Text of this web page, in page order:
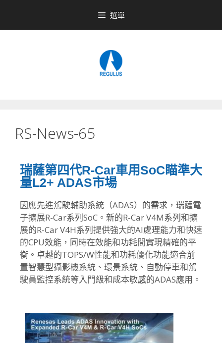
選單
RS-News-65
瑞薩第四代R-Car車用SoC瞄準大
量L2+ ADAS市場
因應先進駕駛輔助系統（ADAS）的需求，瑞薩電
子擴展R-Car系列SoC。新的R-Car V4M系列和擴
展的R-Car V4H系列提供強大的AI處理能力和快速
的CPU效能，同時在效能和功耗間實現精確的平
衡。卓越的TOPS/W性能和功耗優化功能適合前
置智慧型攝影機系統、環景系統、自動停車和駕
駛員監控系統等入門級和成本敏感的ADAS應用。